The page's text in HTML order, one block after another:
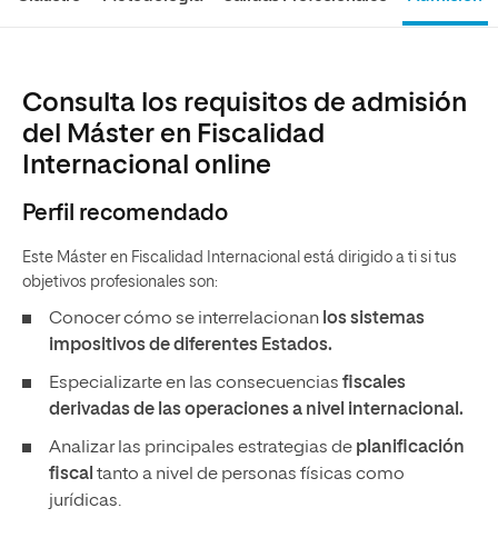
Consulta los requisitos de admisión
del Máster en Fiscalidad
Internacional online
Perfil recomendado
Este Máster en Fiscalidad Internacional está dirigido a ti si tus
objetivos profesionales son:
Conocer cómo se interrelacionan los sistemas
impositivos de diferentes Estados.
Especializarte en las consecuencias fiscales
derivadas de las operaciones a nivel internacional.
Analizar las principales estrategias de planificación
fiscal tanto a nivel de personas físicas como
jurídicas.